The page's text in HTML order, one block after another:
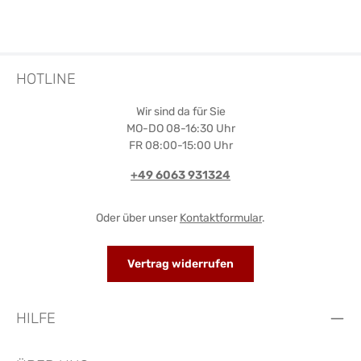
HOTLINE
Wir sind da für Sie
MO-DO 08-16:30 Uhr
FR 08:00-15:00 Uhr
+49 6063 931324
Oder über unser Kontaktformular.
Vertrag widerrufen
HILFE